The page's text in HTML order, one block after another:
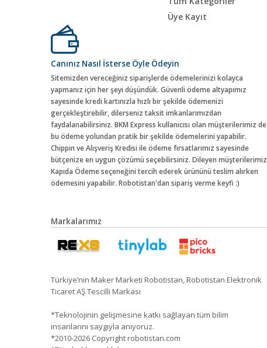
Üye Kayıt
Canınız Nasıl İsterse Öyle Ödeyin
Sitemizden vereceğiniz siparişlerde ödemelerinizi kolayca
yapmanız için her şeyi düşündük. Güvenli ödeme altyapımız
sayesinde kredi kartınızla hızlı bir şekilde ödemenizi
gerçekleştirebilir, dilerseniz taksit imkanlarımızdan
faydalanabilirsiniz. BKM Express kullanıcısı olan müşterilerimiz de
bu ödeme yolundan pratik bir şekilde ödemelerini yapabilir.
Chippin ve Alışveriş Kredisi ile ödeme fırsatlarımız sayesinde
bütçenize en uygun çözümü seçebilirsiniz. Dileyen müşterilerimiz
Kapıda Ödeme seçeneğini tercih ederek ürününü teslim alırken
ödemesini yapabilir. Robotistan'dan sipariş verme keyfi :)
Markalarımız
Türkiye’nin Maker Marketi Robotistan, Robotistan Elektronik
Ticaret AŞ Tescilli Markası
*Teknolojinin gelişmesine katkı sağlayan tüm bilim
insanlarını saygıyla anıyoruz.
*2010-2026 Copyright robotistan.com